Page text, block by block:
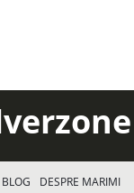
BLOG
DESPRE MARIMI